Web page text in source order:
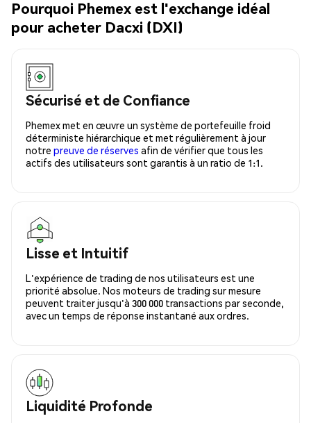
Pourquoi Phemex est l'exchange idéal
pour acheter Dacxi (DXI)
Sécurisé et de Confiance
Phemex met en œuvre un système de portefeuille froid
déterministe hiérarchique et met régulièrement à jour
notre preuve de réserves afin de vérifier que tous les
actifs des utilisateurs sont garantis à un ratio de 1:1.
Lisse et Intuitif
L'expérience de trading de nos utilisateurs est une
priorité absolue. Nos moteurs de trading sur mesure
peuvent traiter jusqu'à 300 000 transactions par seconde,
avec un temps de réponse instantané aux ordres.
Liquidité Profonde